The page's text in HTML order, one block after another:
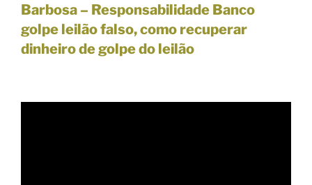
Barbosa – Responsabilidade Banco
golpe leilão falso, como recuperar
dinheiro de golpe do leilão